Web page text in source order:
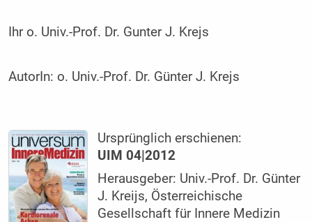
Ihr o. Univ.-Prof. Dr. Gunter J. Krejs
AutorIn: o. Univ.-Prof. Dr. Günter J. Krejs
Ursprünglich erschienen:
UIM 04|2012
Herausgeber: Univ.-Prof. Dr. Günter
J. Kreijs, Österreichische
Gesellschaft für Innere Medizin